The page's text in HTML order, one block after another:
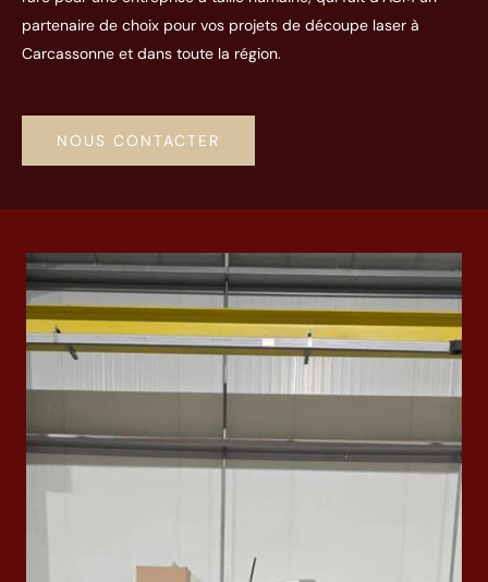
partenaire de choix pour vos projets de découpe laser à
Carcassonne et dans toute la région.
NOUS CONTACTER